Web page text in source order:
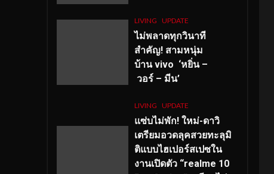
LIVING UPDATE
ไม่พลาดทุกวินาที
สำคัญ! สามหนุ่ม
บ้าน vivo ‘หยิ่น –
วอร์ – มีน’
LIVING UPDATE
แซ่บไม่พัก! ใหม่-ดาวิ
เตรียมอวดลุคสวยทะลุมิ
ติแบบไฮเปอร์สเปซใน
งานเปิดตัว “realme 10